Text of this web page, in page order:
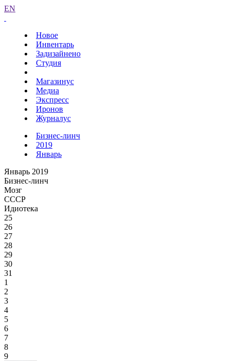
EN
Новое
Инвентарь
Задизайнено
Студия
Магазинус
Медиа
Экспресс
Иронов
Журналус
Бизнес-линч
2019
Январь
Январь 2019
Бизнес-линч
Мозг
СССР
Идиотека
25
26
27
28
29
30
31
1
2
3
4
5
6
7
8
9